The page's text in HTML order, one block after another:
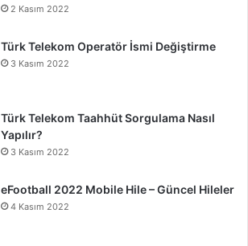
2 Kasım 2022
Türk Telekom Operatör İsmi Değiştirme
3 Kasım 2022
Türk Telekom Taahhüt Sorgulama Nasıl
Yapılır?
3 Kasım 2022
eFootball 2022 Mobile Hile – Güncel Hileler
4 Kasım 2022